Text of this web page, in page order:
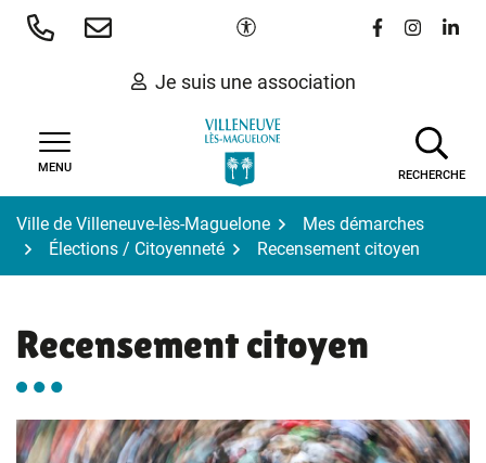
Aller
Paramètres d'accessibilité
Lien vers le
Lien vers
Lien
Je suis une association
MENU
RECHERCHE
Ville de Villeneuve-lès-Maguelone
Mes démarches
Élections / Citoyenneté
Recensement citoyen
Recensement citoyen